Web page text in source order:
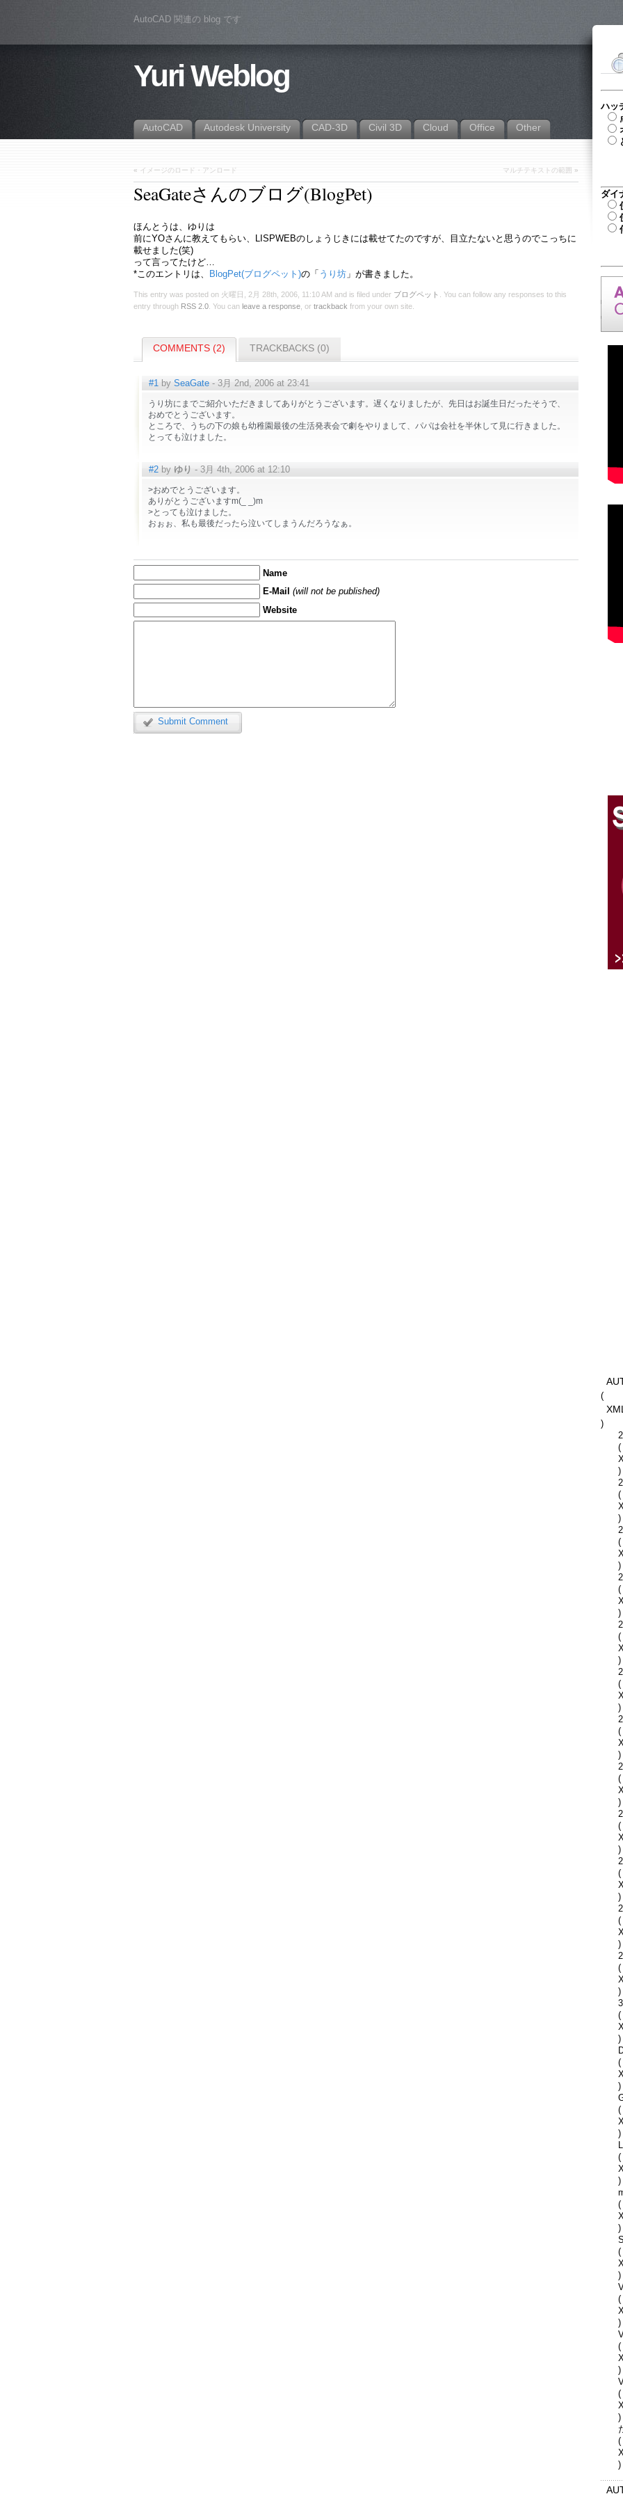
AutoCAD 関連の blog です
Yuri Weblog
AutoCAD Autodesk University CAD-3D Civil 3D Cloud Office Other
« イメージのロード・アンロード マルチテキストの範囲 »
SeaGateさんのブログ(BlogPet)
ほんとうは、ゆりは
前にYOさんに教えてもらい、LISPWEBのしょうじきには載せてたのですが、目立たないと思うのでこっちに
載せました(笑)
って言ってたけど…
*このエントリは、
BlogPet(ブログペット)の「 うり坊 」が書きました。
This entry was posted on 火曜日, 2月 28th, 2006, 11:10 AM and is filed under ブログペット
. You can follow any responses to this
entry through RSS 2.0 . You can leave a response , or trackback from your own site.
COMMENTS (2) TRACKBACKS (0)
#1 by SeaGate - 3月 2nd, 2006 at 23:41
うり坊にまでご紹介いただきましてありがとうございます。遅くなりましたが、先日はお誕生日だったそうで、
おめでとうございます。
ところで、うちの下の娘も幼稚園最後の生活発表会で劇をやりまして、パパは会社を半休して見に行きました。
とっても泣けました。
#2 by ゆり - 3月 4th, 2006 at 12:10
>おめでとうございます。
ありがとうございますm(_ _)m
>とっても泣けました。
おぉぉ、私も最後だったら泣いてしまうんだろうなぁ。
Name
E-Mail(will not be published)
Website
Submit Comment
ハッ
ダイ
(
XML
)
(
)
(
)
(
)
(
)
(
)
(
)
(
)
(
)
(
)
(
)
(
)
(
)
(
)
(
)
(
)
(
)
(
)
(
)
(
)
(
)
(
)
(
)